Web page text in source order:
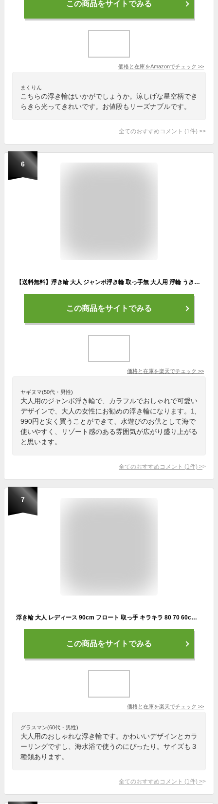
この商品をサイトでみる
価格と在庫をAmazonでチェック >>
まくりん
こちらの浮き輪はいかがでしょうか。涼しげな星空柄でき
らきら光ってきれいです。お値段もリーズナブルです。
全てのおすすめコメント (1 件) >
6
【送料無料】浮き輪 大人 ジャンボ浮き輪 取っ手無 大人用 浮輪 うきわ フロート 海 プール 川 海水浴 夏 夏休み スポーツ アウトドア おもちゃ 水遊び 水あそび おしゃれ かわいい 80cm 90cm イルカ柄 タンジェリン柄
この商品をサイトでみる
価格と在庫を楽天でチェック >>
ヤギヌマ(50代・男性)
大人用のジャンボ浮き輪で、カラフルでおしゃれで可愛い
デザインで、大人の女性にお勧めの浮き輪になります。1,
990円と安く買うことができて、水遊びのお供として海で
使いやすく、リゾート感のある雰囲気が広がり盛り上がる
と思います。
全てのおすすめコメント (1 件) >
7
浮き輪 大人 レディース 90cm フロート 取っ手 キラキラ 80 70 60cm 子供 キッズ SNS インスタ映え 透け感 星空 宇宙 プール 夏 おもしろ ビーチグッズ 水遊び 海 可愛い 川 浮輪 うきわ おしゃれ グリップ 送料無料
この商品をサイトでみる
価格と在庫を楽天でチェック >>
グラスマン(60代・男性)
大人用のおしゃれな浮き輪です。かわいいデザインとカラ
ーリングですし、海水浴で使うのにぴったり。サイズも３
種類あります。
全てのおすすめコメント (1 件) >